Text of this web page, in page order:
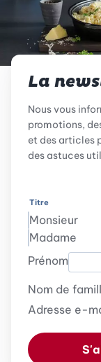
La
Nous vous
promotions,
et des articles
des astuces
Titre
Monsieur
Madame
Prénom
Nom de
Adresse e-